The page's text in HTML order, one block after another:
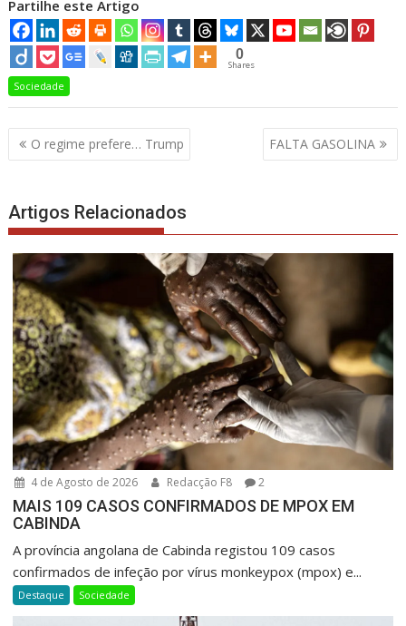
Partilhe este Artigo
0
Shares
Sociedade
Navegação
de
O regime prefere… Trump FALTA GASOLINA
Artigos Relacionados
4 de Agosto de 2026 Redacção F8 2
MAIS 109 CASOS CONFIRMADOS DE MPOX EM
CABINDA
A província angolana de Cabinda registou 109 casos
confirmados de infeção por vírus monkeypox (mpox) e...
Destaque Sociedade